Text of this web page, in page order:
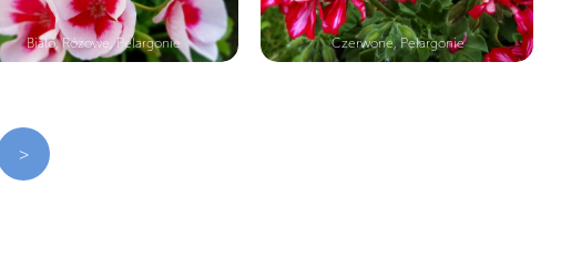
Biało, Różowe, Pelargonie Czerwone, Pelargonie
>